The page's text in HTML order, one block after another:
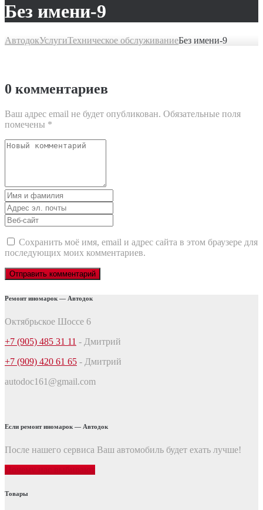
Без имени-9
АвтодокУслугиТехническое обслуживаниеБез имени-9
0 комментариев
Ваш адрес email не будет опубликован. Обязательные поля
помечены *
Ваш
Имя
и
фамилия
Адрес
эл.
почты
Веб-
сайт
Сохранить моё имя, email и адрес сайта в этом браузере для
последующих моих комментариев.
Ремонт иномарок — Автодок
Октябрьское Шоссе 6
+7 (905) 485 31 11 - Дмитрий
+7 (909) 420 61 65 - Дмитрий
autodoc161@gmail.com
Если ремонт иномарок — Автодок
После нашего сервиса Ваш автомобиль будет ехать лучше!
Товары